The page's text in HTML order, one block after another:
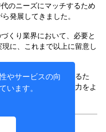
やサービスの向
います。
のニーズにマッチするため
発展してきました。
くり業界において、必要と
に、これまで以上に留意し
望を商品開発へ反映するた
ンケートなどへのご協力をよ